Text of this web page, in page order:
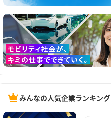
みんなの人気企業ランキング